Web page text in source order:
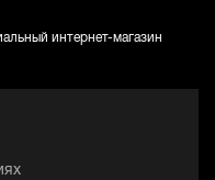
интернет-магазин